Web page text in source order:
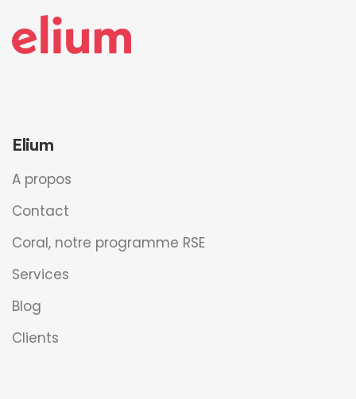
Elium
A propos
Contact
Coral, notre programme RSE
Services
Blog
Clients